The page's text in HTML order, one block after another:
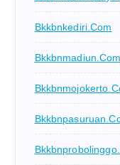
Bkkbnkediri.com
Bkkbnmadiun.com